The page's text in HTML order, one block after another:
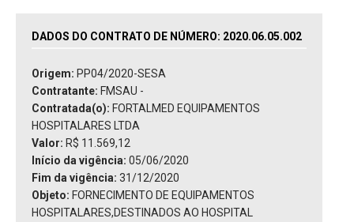
DADOS DO CONTRATO DE NÚMERO: 2020.06.05.002
Origem: PP04/2020-SESA
Contratante: FMSAU -
Contratada(o): FORTALMED EQUIPAMENTOS
HOSPITALARES LTDA
Valor: R$ 11.569,12
Início da vigência: 05/06/2020
Fim da vigência: 31/12/2020
Objeto: FORNECIMENTO DE EQUIPAMENTOS
HOSPITALARES,DESTINADOS AO HOSPITAL